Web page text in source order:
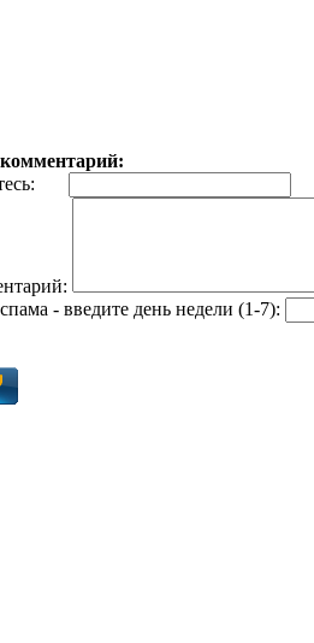
- введите день недели (1-7):